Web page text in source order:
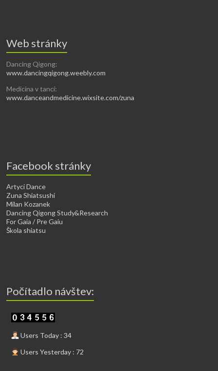
Web stránky
Dancing Qigong:
www.dancingqigong.weebly.com
Medicína v tanci:
www.danceandmedicine.wixsite.com/zuna
Facebook stránky
Artyci Dance
Zuna Shiatsushi
Milan Kozanek
Dancing Qigong Study&Research
For Gaia / Pre Gaiu
Škola shiatsu
Počítadlo návštev:
Users Today : 34
Users Yesterday : 72